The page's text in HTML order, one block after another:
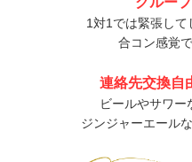
1対1では緊張して
合コン感覚
連絡先交換自
ビールやサワー
ジンジャーエール